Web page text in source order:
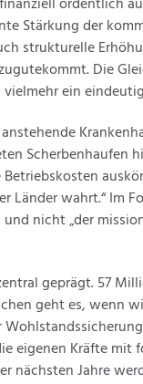
ordentlich
Stärkung der
strukturelle
Die
vielmehr ein
Scherbenhaufen
Länder wahrt.“ Im
nicht „der
geprägt. 57
geht es, wenn
eigenen Kräfte mit
nächsten Jahre